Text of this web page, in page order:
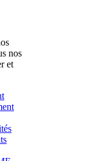
nos
et